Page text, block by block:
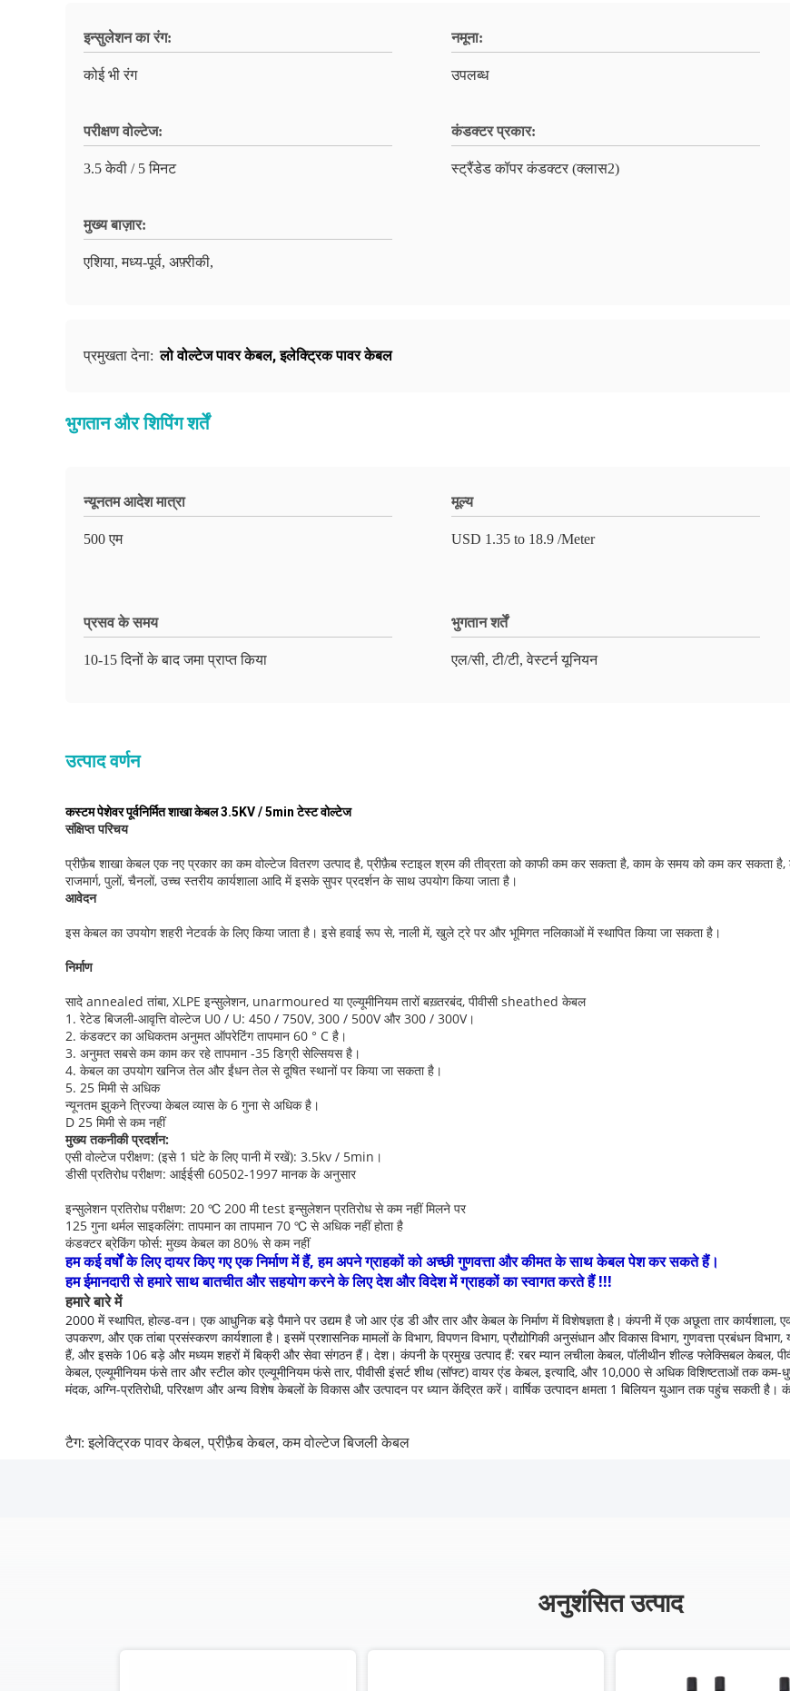
इन्सुलेशन का रंग:
कोई भी रंग
नमूना:
उपलब्ध
परीक्षण वोल्टेज:
3.5 केवी / 5 मिनट
कंडक्टर प्रकार:
स्ट्रैंडेड कॉपर कंडक्टर (क्लास2)
मुख्य बाज़ार:
एशिया, मध्य-पूर्व, अफ़्रीकी,
प्रमुखता देना: लो वोल्टेज पावर केबल,इलेक्ट्रिक पावर केबल
भुगतान और शिपिंग शर्तें
न्यूनतम आदेश मात्रा
500 एम
मूल्य
USD 1.35 to 18.9 /Meter
प्रसव के समय
10-15 दिनों के बाद जमा प्राप्त किया
भुगतान शर्तें
एल/सी, टी/टी, वेस्टर्न यूनियन
उत्पाद वर्णन
कस्टम पेशेवर पूर्वनिर्मित शाखा केबल 3.5KV / 5min टेस्ट वोल्टेज
संक्षिप्त परिचय
प्रीफ़ैब शाखा केबल एक नए प्रकार का कम वोल्टेज वितरण उत्पाद है, प्रीफ़ैब स्टाइल श्रम की तीव्रता को काफी कम कर सकता है, काम के समय को कम कर सकता
राजमार्ग, पुलों, चैनलों, उच्च स्तरीय कार्यशाला आदि में इसके सुपर प्रदर्शन के साथ उपयोग किया जाता है।
आवेदन
इस केबल का उपयोग शहरी नेटवर्क के लिए किया जाता है। इसे हवाई रूप से, नाली में, खुले ट्रे पर और भूमिगत नलिकाओं में स्थापित किया जा सकता है।
निर्माण
सादे annealed तांबा, XLPE इन्सुलेशन, unarmoured या एल्यूमीनियम तारों बख़्तरबंद, पीवीसी sheathed केबल
1. रेटेड बिजली-आवृत्ति वोल्टेज U0 / U: 450 / 750V, 300 / 500V और 300 / 300V।
2. कंडक्टर का अधिकतम अनुमत ऑपरेटिंग तापमान 60 ° C है।
3. अनुमत सबसे कम काम कर रहे तापमान -35 डिग्री सेल्सियस है।
4. केबल का उपयोग खनिज तेल और ईंधन तेल से दूषित स्थानों पर किया जा सकता है।
5. 25 मिमी से अधिक
न्यूनतम झुकने त्रिज्या केबल व्यास के 6 गुना से अधिक है।
D 25 मिमी से कम नहीं
मुख्य तकनीकी प्रदर्शन:
एसी वोल्टेज परीक्षण: (इसे 1 घंटे के लिए पानी में रखें): 3.5kv / 5min।
डीसी प्रतिरोध परीक्षण: आईईसी 60502-1997 मानक के अनुसार
इन्सुलेशन प्रतिरोध परीक्षण: 20 ℃ 200 मी test इन्सुलेशन प्रतिरोध से कम नहीं मिलने पर
125 गुना थर्मल साइकलिंग: तापमान का तापमान 70 ℃ से अधिक नहीं होता है
कंडक्टर ब्रेकिंग फोर्स: मुख्य केबल का 80% से कम नहीं
हम कई वर्षों के लिए दायर किए गए एक निर्माण में हैं, हम अपने ग्राहकों को अच्छी गुणवत्ता और कीमत के साथ केबल पेश कर सकते हैं।
हम ईमानदारी से हमारे साथ बातचीत और सहयोग करने के लिए देश और विदेश में ग्राहकों का स्वागत करते हैं !!!
हमारे बारे में
2000 में स्थापित, होल्ड-वन। एक आधुनिक बड़े पैमाने पर उद्यम है जो आर एंड डी और तार और केबल के निर्माण में विशेषज्ञता है। कंपनी में एक अछूता तार
उपकरण, और एक तांबा प्रसंस्करण कार्यशाला है। इसमें प्रशासनिक मामलों के विभाग, विपणन विभाग, प्रौद्योगिकी अनुसंधान और विकास विभाग, गुणवत्ता प्रबंधन विभाग,
हैं, और इसके 106 बड़े और मध्यम शहरों में बिक्री और सेवा संगठन हैं। देश। कंपनी के प्रमुख उत्पाद हैं: रबर म्यान लचीला केबल, पॉलीथीन शील्ड फ्लेक्सिबल
केबल, एल्यूमीनियम फंसे तार और स्टील कोर एल्यूमीनियम फंसे तार, पीवीसी इंसर्ट शीथ (सॉफ्ट) वायर एंड केबल, इत्यादि, और 10,000 से अधिक विशिष्टताओं तक
मंदक, अग्नि-प्रतिरोधी, परिरक्षण और अन्य विशेष केबलों के विकास और उत्पादन पर ध्यान केंद्रित करें। वार्षिक उत्पादन क्षमता 1 बिलियन युआन तक पहुंच सकती है।
टैग:इलेक्ट्रिक पावर केबल, प्रीफ़ैब केबल, कम वोल्टेज बिजली केबल
अनुशंसित उत्पाद